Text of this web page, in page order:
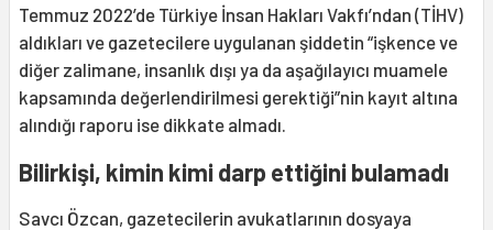
Temmuz 2022’de Türkiye İnsan Hakları Vakfı’ndan (TİHV)
aldıkları ve gazetecilere uygulanan şiddetin “işkence ve
diğer zalimane, insanlık dışı ya da aşağılayıcı muamele
kapsamında değerlendirilmesi gerektiği”nin kayıt altına
alındığı raporu ise dikkate almadı.
Bilirkişi, kimin kimi darp ettiğini bulamadı
Savcı Özcan, gazetecilerin avukatlarının dosyaya